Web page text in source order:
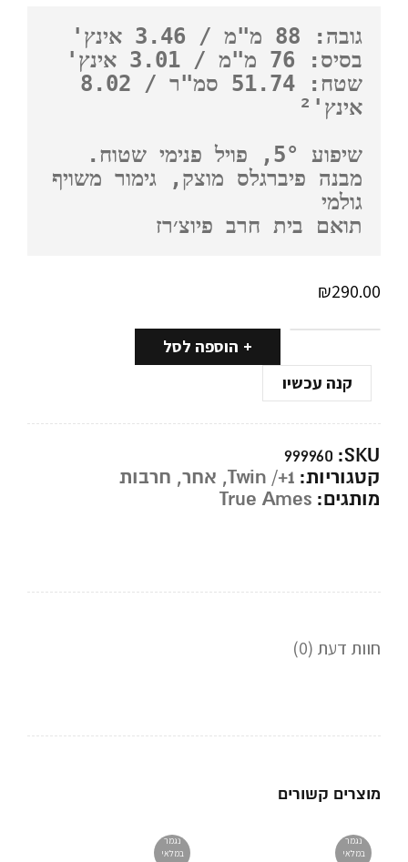
תואם בית חרב פיוצ׳רז
₪290.00
הוספה לסל
קנה עכשיו
SKU:
999960
קטגוריות: Twin /+1
, אחר, חרבות
מותגים: True Ames
חוות דעת (0)
מוצרים קשורים
נגמר
במלאי
נגמר
במלאי